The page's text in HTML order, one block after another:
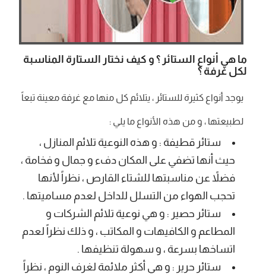
ما هي أنواع الستائر ؟ و كيف نختار الستارة المناسبة
لكل غرفة ؟
يوجد أنواع كثيرة للستائر ، يتلائم كل منها مع غرفة معينة تبعاً
لطبيعتها ، و من هذه الأنواع ما يلي :
ستائر قطيفة : و هذه النوعية تلائم المنازل ،
حيث أنها تضفي على المكان دفء و جمال و فخامة ،
فضلاً عن مناسبتها للشتاء القارص ، نظراً لأنها
تحجب الهواء من التسلل للداخل لعدم مساميتها .
ستائر حصير : و هي نوعية تلائم الشركات و
المطاعم و الكافيهات و المكاتب ، و ذلك نظراً لعدم
اتساخها بسرعة ، و سهولة تنظيفها .
ستائر حرير : و هي أكثر ملائمة لغرف النوم ، نظراً